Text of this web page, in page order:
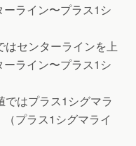
ライン〜プラス1シ
はセンターラインを上
ライン〜プラス1シ
ではプラス1シグマラ
プラス1シグマライ